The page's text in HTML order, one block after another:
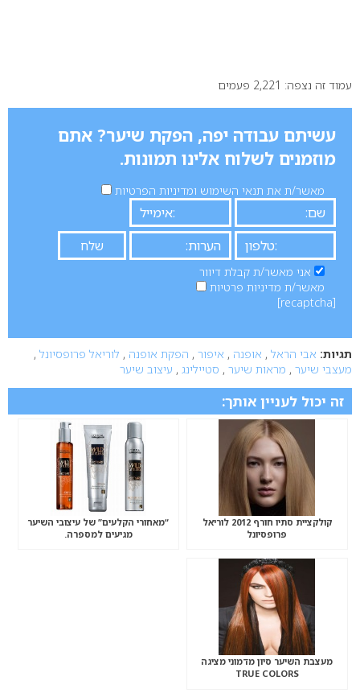
עמוד זה נצפה: 2,221 פעמים
עשיתם עבודה יפה, הפקת שיער? אתם
מוזמנים לשלוח אלינו תמונות.
מאשר/ת את תנאי השימוש ומדיניות הפרטיות
אני מאשר/ת קבלת דיוור
מאשר/ת מדיניות פרטיות
[recaptcha]
תגיות: אבי הראל , אופנה , איפור , הפקת אופנה , לוריאל פרופסיונל ,
מעצבי שיער , מראות שיער , סטיילינג , עיצוב שיער
זה יכול לעניין אותך:
קולקציית סתיו חורף 2012 לוריאל
פרופסיונל
“מאחורי הקלעים” של עיצובי השיער
מגיעים למספרה.
מעצבת השיער סיון מדמוני מציגה
TRUE COLORS